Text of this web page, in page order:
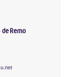
Remo